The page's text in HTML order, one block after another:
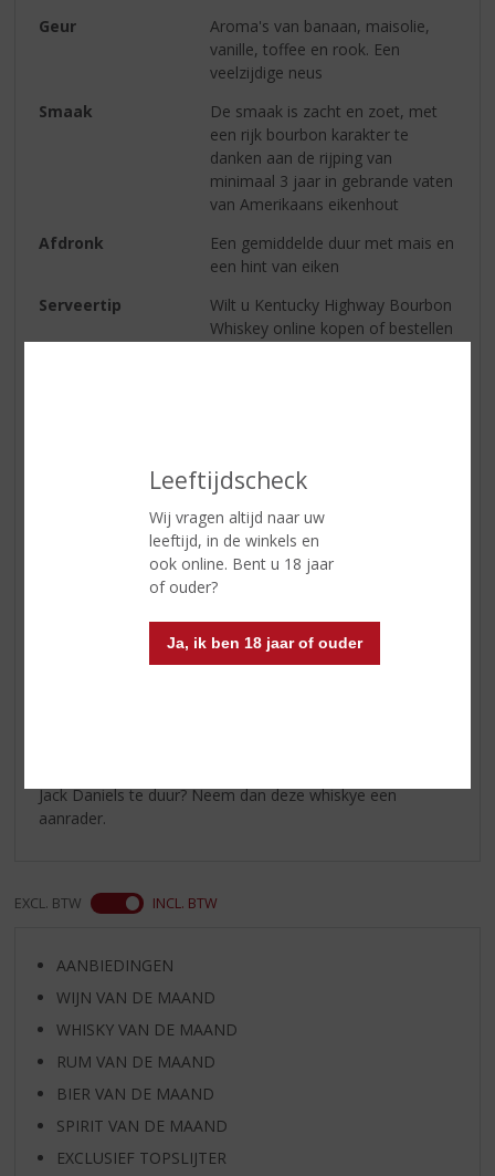
Leeftijdscheck
Wij vragen altijd naar uw
leeftijd, in de winkels en
ook online. Bent u 18 jaar
of ouder?
Ja, ik ben 18 jaar of ouder
Geur
Aroma's van banaan, maisolie,
vanille, toffee en rook. Een
veelzijdige neus
Smaak
De smaak is zacht en zoet, met
een rijk bourbon karakter te
danken aan de rijping van
minimaal 3 jaar in gebrande vaten
van Amerikaans eikenhout
Afdronk
Een gemiddelde duur met mais en
een hint van eiken
Serveertip
Wilt u Kentucky Highway Bourbon
Whiskey online kopen of bestellen
Overijssel en Gelderland
Reviews
Jack Daniels te duur? Neem dan deze whiskye een
aanrader.
EXCL. BTW INCL. BTW
AANBIEDINGEN
WIJN VAN DE MAAND
WHISKY VAN DE MAAND
RUM VAN DE MAAND
BIER VAN DE MAAND
SPIRIT VAN DE MAAND
EXCLUSIEF TOPSLIJTER